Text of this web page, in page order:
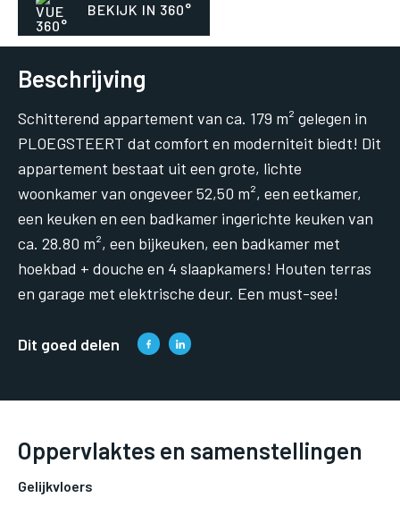
BEKIJK IN 360°
Beschrijving
Schitterend appartement van ca. 179 m² gelegen in
PLOEGSTEERT dat comfort en moderniteit biedt! Dit
appartement bestaat uit een grote, lichte
woonkamer van ongeveer 52,50 m², een eetkamer,
een keuken en een badkamer ingerichte keuken van
ca. 28.80 m², een bijkeuken, een badkamer met
hoekbad + douche en 4 slaapkamers! Houten terras
en garage met elektrische deur. Een must-see!
Dit goed delen
Oppervlaktes en samenstellingen
Gelijkvloers